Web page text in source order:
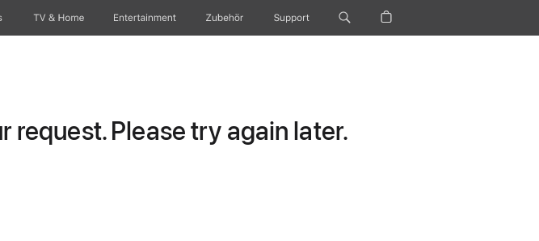
TV & Home Entertainment Zubehör Support
request. Please try again later.